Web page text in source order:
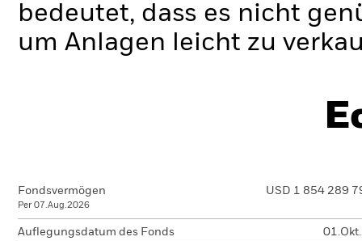
bedeutet, dass es nicht
um Anlagen leicht zu
Fondsvermögen
Per 07.Aug.2026
USD 1 854 289
Auflegungsdatum des Fonds